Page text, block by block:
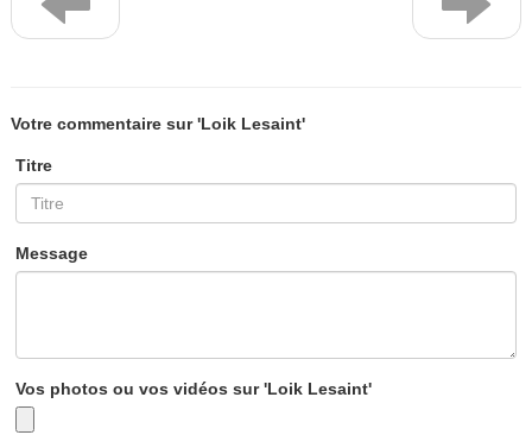
Votre commentaire sur 'Loik Lesaint'
Titre
Message
Vos photos ou vos vidéos sur 'Loik Lesaint'